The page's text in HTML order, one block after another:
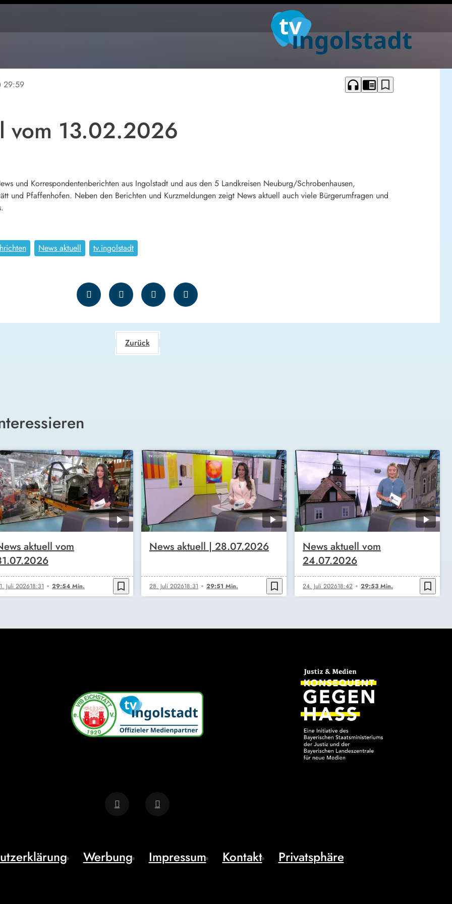
29:59 headphones chrome_reader_mode bookmark_border
vom 13.02.2026
und Korrespondentenberichten aus Ingolstadt und aus den 5 Landkreisen Neuburg/Schrobenhausen,
und Pfaffenhofen. Neben den Berichten und Kurzmeldungen zeigt News aktuell auch viele Bürgerumfragen und
News aktuell tv.ingolstadt
Zurück
aktuell vom
Juli 202618:31 29:54 Min. bookmark_border
News aktuell | 28.07.2026
28. Juli 202618:31 29:51 Min. bookmark_border
News aktuell vom
24.07.2026
24. Juli 202618:42 29:53 Min. bookmark_border
Werbung Impressum Kontakt Privatsphäre